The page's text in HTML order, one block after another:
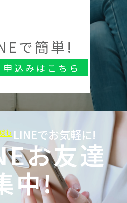
で簡単!
込みはこちら
も LINEでお気軽に!
お友達
中!